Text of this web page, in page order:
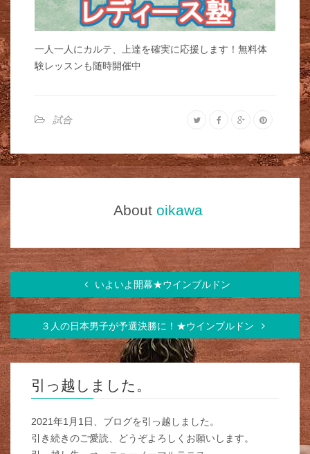
一人一人にカルテ、上達を確実に応援します！無料体
験レッスンも随時開催中
試合
About oikawa
いよいよ開幕★ウインブルドン
３人の日本男子が予選決勝に！★ウインブルドン
引っ越しました。
2021年1月1日、ブログを引っ越しました。
引き続きのご愛読、どうぞよろしくお願いします。